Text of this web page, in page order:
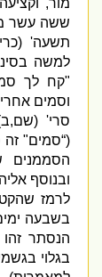
מור,וקציעה,
ששה עשר
תשעה' (
למשה בסיני.
קח לך
וסמים אחריני
סרי' (שם,ב
סמים"זה
הסממנים
ובנוסף
לרמז
בשבעה ימים
הנסתר זהו
בגלוי בגשמי(